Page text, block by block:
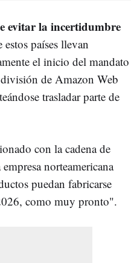
evitar la incertidumbre
estos países llevan
el inicio del mandato
de Amazon Web
trasladar parte de
con la cadena de
norteamericana
puedan fabricarse
como muy pronto".